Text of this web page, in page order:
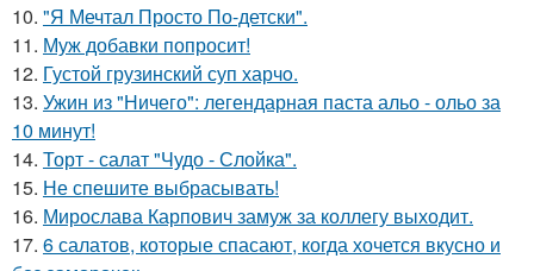
10. "Я Мечтал Просто По-детски".
11. Муж добавки попросит!
12. Густой грузинский суп харчo.
13. Ужин из "Ничего": легендарная паста альо - ольо за
10 минут!
14. Торт - салат "Чудо - Слойка".
15. Не спешите выбрасывать!
16. Мирослава Карпович замуж за коллегу выходит.
17. 6 салатов, которые спасают, когда хочется вкусно и